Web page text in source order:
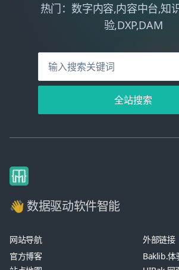
热门：数字内容,内容中台,知
验,DXP,DAM
全站搜索
👋 数据驱动软件智能
网站导航
官方博客
外部链接
Baklib.体